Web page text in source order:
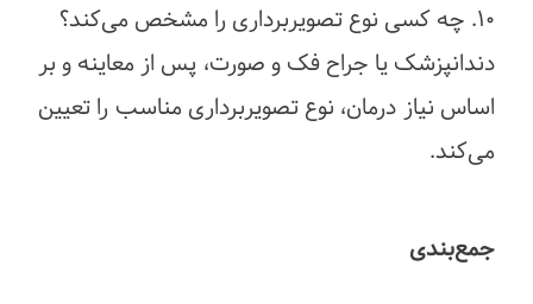
۱۰. چه کسی نوع تصویربرداری را مشخص می‌کند؟
دندانپزشک یا جراح فک و صورت، پس از معاینه و بر
اساس نیاز درمان، نوع تصویربرداری مناسب را تعیین
می‌کند.
جمع‌بندی